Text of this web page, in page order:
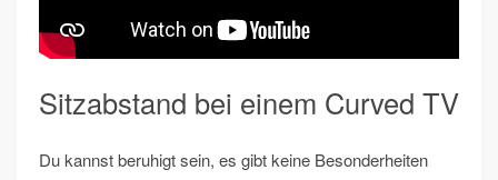
Sitzabstand bei einem Curved TV
Du kannst beruhigt sein, es gibt keine Besonderheiten